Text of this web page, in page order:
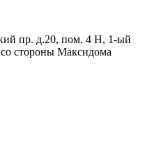
пр. д.20, пом. 4 Н, 1-ый
стороны Максидома